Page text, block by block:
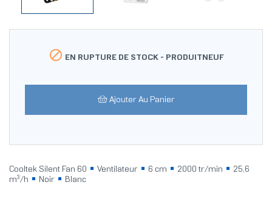
 EN RUPTURE DE STOCK - PRODUITNEUF
Ajouter Au Panier
Cooltek Silent Fan 60 Ventilateur 6 cm 2000 tr/min
25,6
m³/h
Noir Blanc